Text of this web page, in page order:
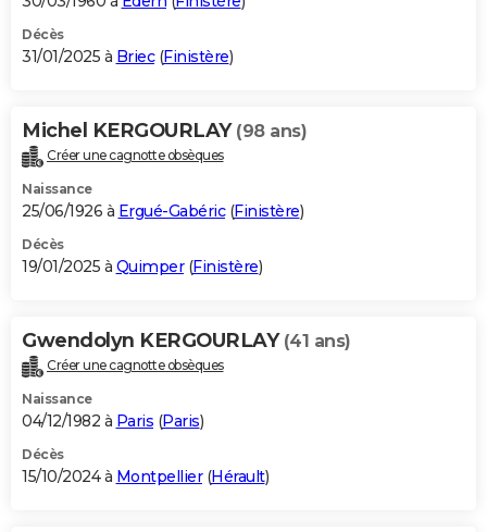
Décès
31/01/2025 à Briec(Finistère)
Michel KERGOURLAY (98 ans)
Créer une cagnotte obsèques
Naissance
25/06/1926 à Ergué-Gabéric(Finistère)
Décès
19/01/2025 à Quimper(Finistère)
Gwendolyn KERGOURLAY (41 ans)
Créer une cagnotte obsèques
Naissance
04/12/1982 à Paris (Paris)
Décès
15/10/2024 à Montpellier(Hérault)